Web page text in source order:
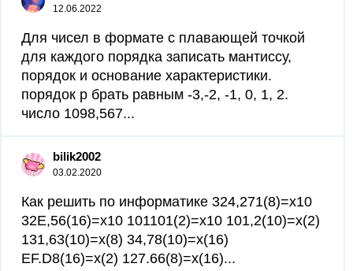
12.06.2022
Для чисел в формате с плавающей точкой
для каждого порядка записать мантиссу,
порядок и основание характеристики.
порядок p брать равным -3,-2, -1, 0, 1, 2.
число 1098,567...
bilik2002
03.02.2020
Как решить по информатике 324,271(8)=x10
32E,56(16)=x10 101101(2)=x10 101,2(10)=x(2)
131,63(10)=x(8) 34,78(10)=x(16)
EF.D8(16)=x(2) 127.66(8)=x(16)...